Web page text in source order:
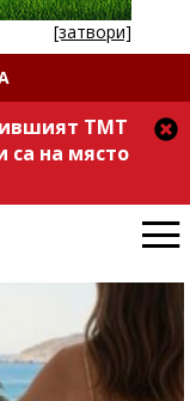
[затвори]
ТМТ
са на място